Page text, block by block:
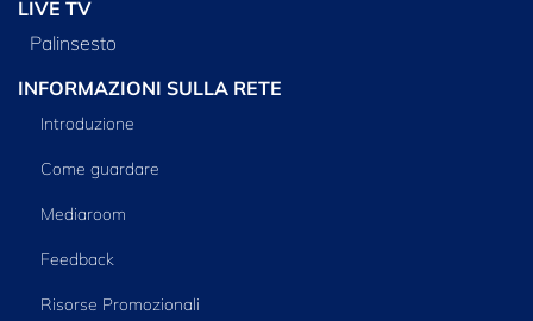
LIVE TV
Palinsesto
INFORMAZIONI SULLA RETE
Introduzione
Come guardare
Mediaroom
Feedback
Risorse Promozionali